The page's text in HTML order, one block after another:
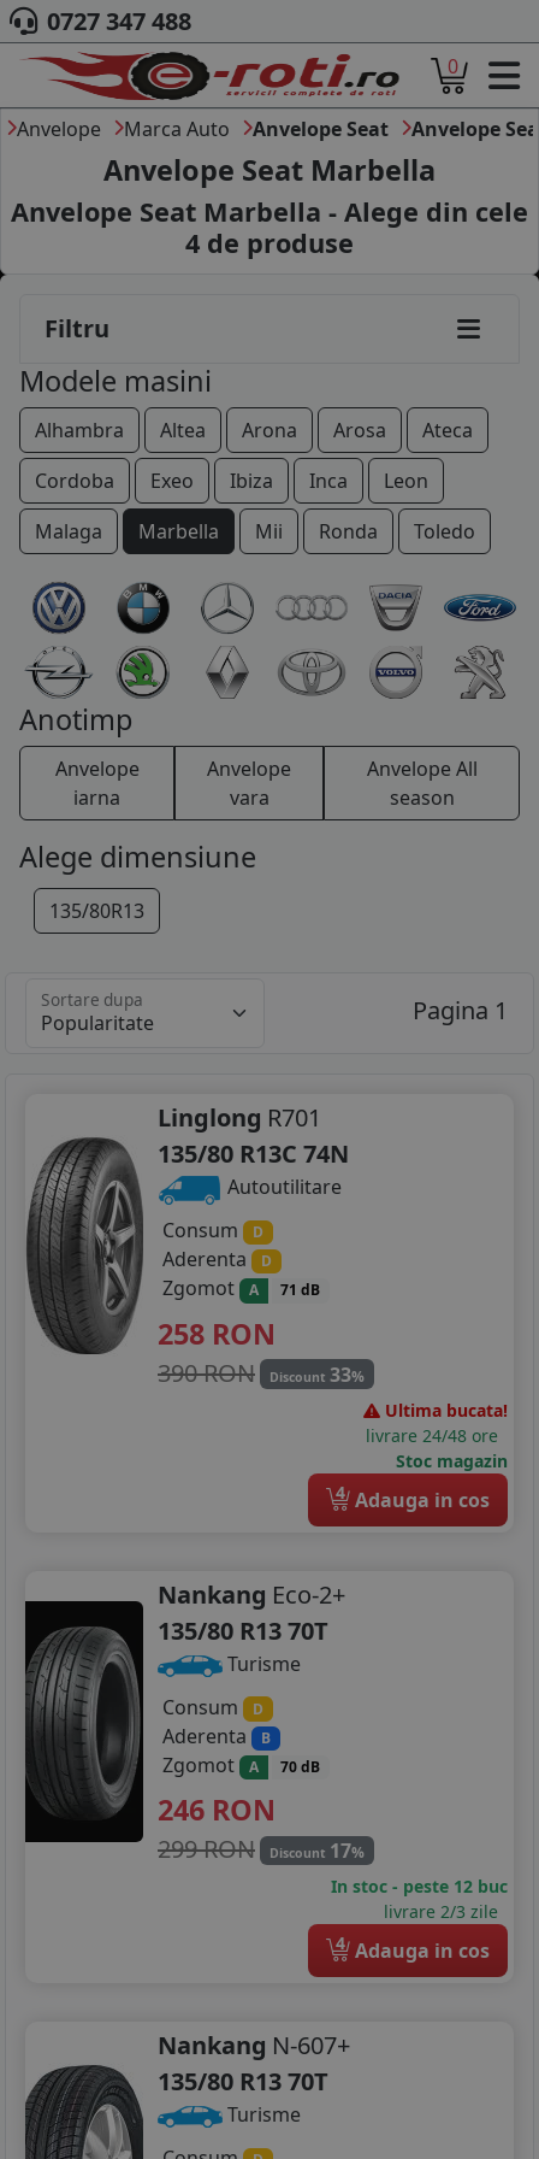
ACASA
DESPRE NOI
ANVELOPE
AUTO
CAMION
MOTO
MARCA AUTO
BLOG
B2B - COLABORARE COMPANII
CONT
CONTACT
0727 347 488
0
Anvelope Marca Auto Anvelope Seat Anvelope
Anvelope Seat Marbella
Anvelope Seat Marbella - Alege din cele
4 de produse
Filtru
Modele masini
Alhambra Altea Arona Arosa
Ateca
Cordoba
Exeo Ibiza Inca
Leon
Malaga
Marbella Mii Ronda Toledo
Anotimp
Anvelope
iarna
Anvelope
vara
Anvelope All
season
Alege dimensiune
135/80R13
Sortare dupa Pagina 1
Linglong R701
135/80 R13C 74N
Autoutilitare
Consum
D
Aderenta D
Zgomot A 71 dB
258 RON
390 RON Discount 33%
Ultima bucata!
livrare 24/48 ore
Stoc magazin
4 Adauga in cos
Nankang Eco-2+
135/80 R13 70T
Turisme
Consum
D
Aderenta B
Zgomot A 70 dB
246 RON
299 RON Discount 17%
In stoc - peste 12 buc
livrare 2/3 zile
4 Adauga in cos
Nankang N-607+
135/80 R13 70T
Turisme